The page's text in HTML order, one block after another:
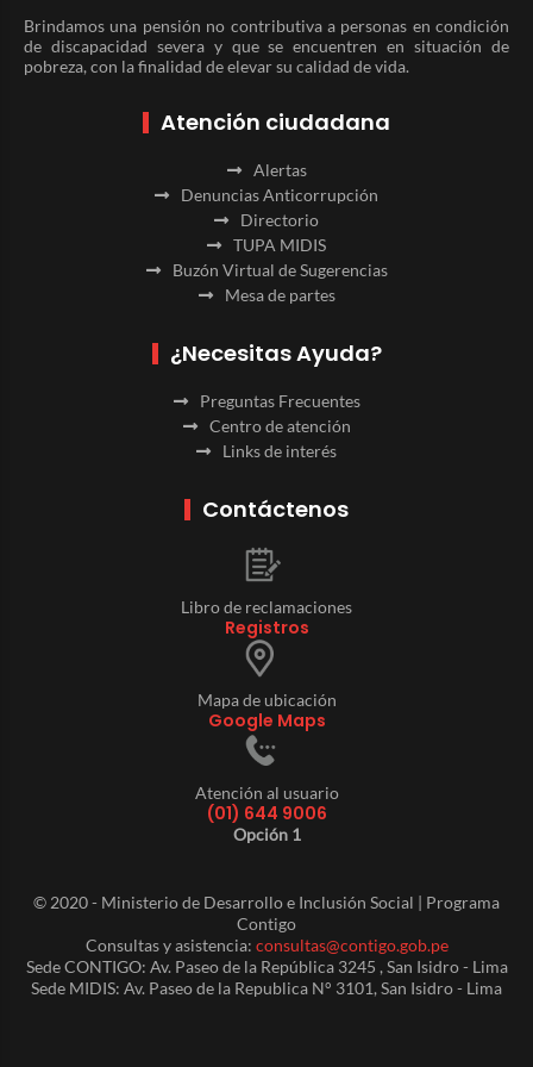
Brindamos una pensión no contributiva a personas en condición
de discapacidad severa y que se encuentren en situación de
pobreza, con la finalidad de elevar su calidad de vida.
Atención ciudadana
Alertas
Denuncias Anticorrupción
Directorio
TUPA MIDIS
Buzón Virtual de Sugerencias
Mesa de partes
¿Necesitas Ayuda?
Preguntas Frecuentes
Centro de atención
Links de interés
Contáctenos
Libro de reclamaciones
Registros
Mapa de ubicación
Google Maps
Atención al usuario
(01) 644 9006
Opción 1
© 2020 - Ministerio de Desarrollo e Inclusión Social | Programa
Contigo
Consultas y asistencia: consultas@contigo.gob.pe
Sede CONTIGO: Av. Paseo de la República 3245 , San Isidro - Lima
Sede MIDIS: Av. Paseo de la Republica N° 3101, San Isidro - Lima